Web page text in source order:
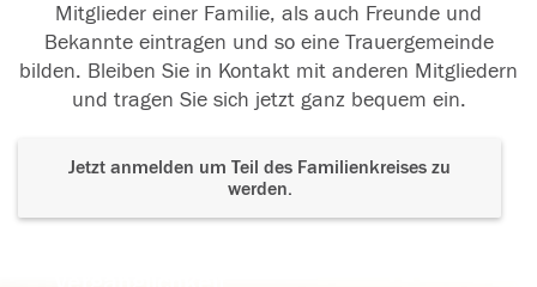
Mitglieder einer Familie, als auch Freunde und
Bekannte eintragen und so eine Trauergemeinde
bilden. Bleiben Sie in Kontakt mit anderen Mitgliedern
und tragen Sie sich jetzt ganz bequem ein.
Jetzt anmelden um Teil des Familienkreises zu
werden.